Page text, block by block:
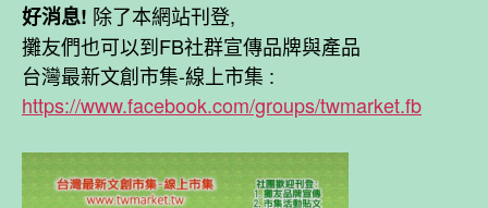
好消息! 除了本網站刊登,
攤友們也可以到FB社群宣傳品牌與產品
台灣最新文創市集-線上市集 :
https://www.facebook.com/groups/twmarket.fb